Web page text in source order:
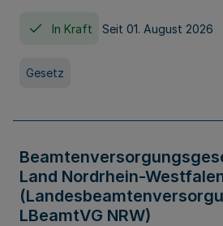
In Kraft Seit 01. August 2026
Gesetz
Land Nordrhein-
LBeamtVG NRW)